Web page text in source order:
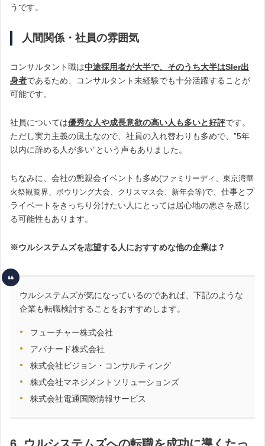
うです。
人間関係・社員の雰囲気
コンサルタント職は中途採用者が大半で、そのうち大半はSIer出
身者であるため、コンサルタント未経験でも十分活躍することが
可能です。
社員については優秀な人や成長意欲の高い人も多いと好評です。
ただし実力主義の風土なので、社員の入れ替わりも多めで、”5年
以内に辞める人が多い”という声もありました。
ちなみに、会社の懇親会イベントも多め(ファミリーディ、東京湾華
火祭観覧界、ボウリング大会、クリスマス会、新年会等)で、仕事とプ
ライベートをきっちり分けたい人にとっては居心地の悪さを感じ
る可能性もあります。
※ウルシステムズを志望する人におすすめな他の企業は？
ウルシステムズが気になっているのであれば、下記のような
企業も転職検討することをおすすめします。
フューチャー株式会社
アバナード株式会社
株式会社ビジョン・コンサルティング
株式会社マネジメントソリューションズ
株式会社電通国際情報サービス